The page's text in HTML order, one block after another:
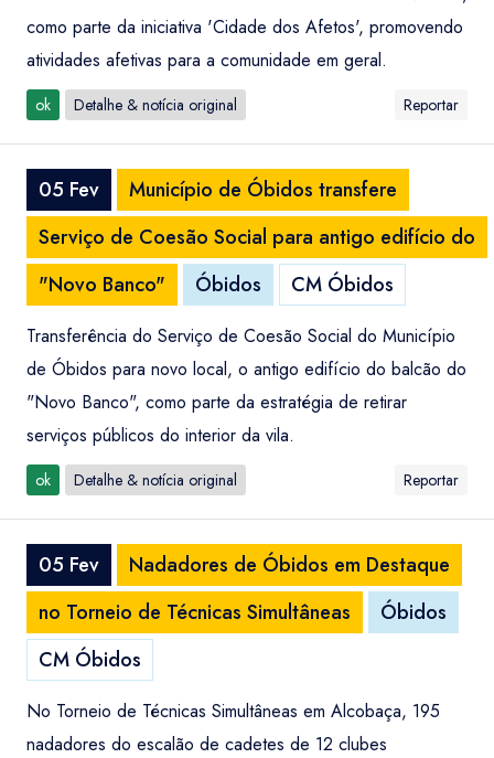
como parte da iniciativa 'Cidade dos Afetos', promovendo
atividades afetivas para a comunidade em geral.
ok Detalhe & notícia original Reportar
05 Fev
Município de Óbidos transfere
Serviço de Coesão Social para antigo edifício do
"Novo Banco"
Óbidos CM Óbidos
Transferência do Serviço de Coesão Social do Município
de Óbidos para novo local, o antigo edifício do balcão do
"Novo Banco", como parte da estratégia de retirar
serviços públicos do interior da vila.
ok Detalhe & notícia original Reportar
05 Fev
Nadadores de Óbidos em Destaque
no Torneio de Técnicas Simultâneas
Óbidos
CM Óbidos
No Torneio de Técnicas Simultâneas em Alcobaça, 195
nadadores do escalão de cadetes de 12 clubes